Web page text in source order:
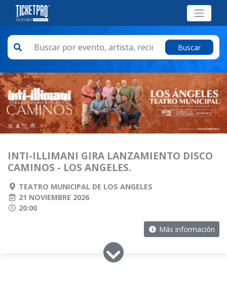
Buscar
INTI-ILLIMANI GIRA LANZAMIENTO DISCO
CAMINOS - LOS ANGELES.
TEATRO MUNICIPAL DE LOS ANGELES
21 NOVIEMBRE 2026
20:00
Más información